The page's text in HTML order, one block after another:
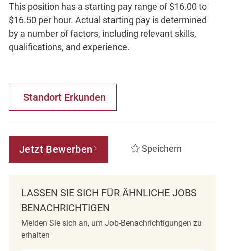
This position has a starting pay range of $16.00 to
$16.50 per hour. Actual starting pay is determined
by a number of factors, including relevant skills,
qualifications, and experience.
Standort Erkunden
Jetzt Bewerben Speichern
LASSEN SIE SICH FÜR ÄHNLICHE JOBS
BENACHRICHTIGEN
Melden Sie sich an, um Job-Benachrichtigungen zu
erhalten